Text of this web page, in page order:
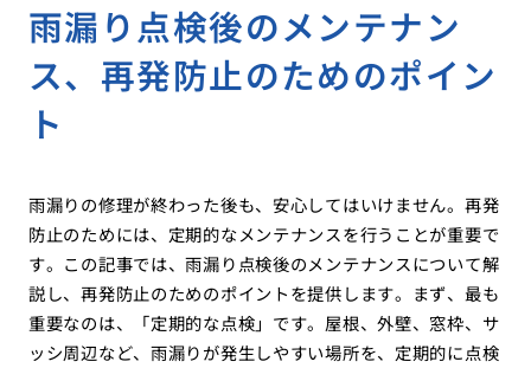
雨漏り点検後のメンテナン
ス、再発防止のためのポイン
ト
雨漏りの修理が終わった後も、安心してはいけません。再発
防止のためには、定期的なメンテナンスを行うことが重要で
す。この記事では、雨漏り点検後のメンテナンスについて解
説し、再発防止のためのポイントを提供します。まず、最も
重要なのは、「定期的な点検」です。屋根、外壁、窓枠、サ
ッシ周辺など、雨漏りが発生しやすい場所を、定期的に点検